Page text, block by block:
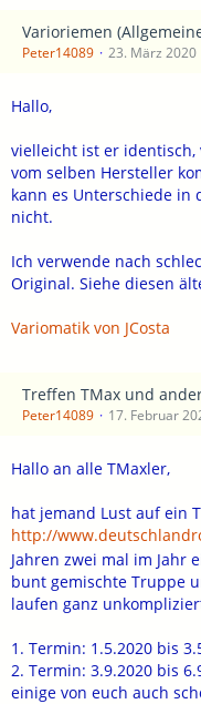
Varioriemen
Peter14089 23. März 2020
Hallo,
vielleicht ist er identisch,
vom selben Hersteller
kann es Unterschiede in
nicht.
Ich verwende nach
Original. Siehe diesen
Variomatik von JCosta
Treffen TMax und
Peter14089 17. Februar
Hallo an alle TMaxler,
hat jemand Lust auf ein
http://
Jahren zwei mal im Jahr
bunt gemischte Truppe
laufen ganz
1. Termin: 1.5.2020 bis
2. Termin: 3.9.2020 bis
einige von euch auch